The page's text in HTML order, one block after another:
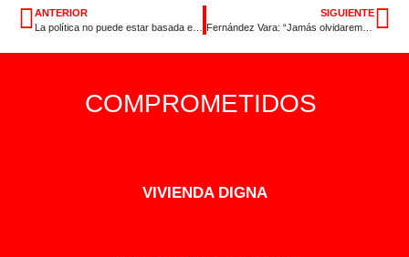
ANTERIOR
SIGUIENTE
COMPROMETIDOS
VIVIENDA DIGNA